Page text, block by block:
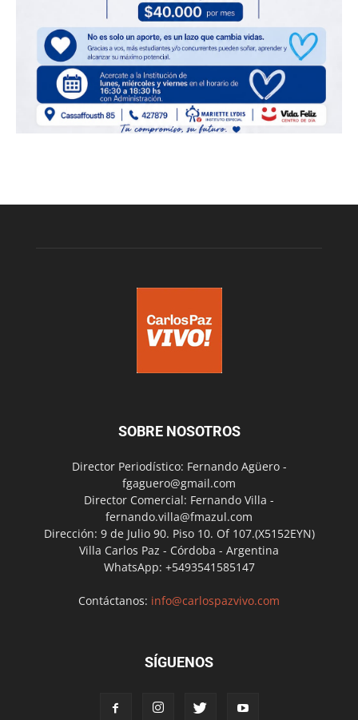
SOBRE NOSOTROS
Director Periodístico: Fernando Agüero -
fgaguero@gmail.com
Director Comercial: Fernando Villa -
fernando.villa@fmazul.com
Dirección: 9 de Julio 90. Piso 10. Of 107.(X5152EYN)
Villa Carlos Paz - Córdoba - Argentina
WhatsApp: +5493541585147
Contáctanos: info@carlospazvivo.com
SÍGUENOS